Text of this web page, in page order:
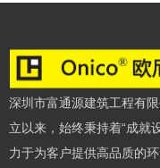
深圳市富通源建筑工程有
立以来，始终秉持着“成就
力于为客户提供高品质的